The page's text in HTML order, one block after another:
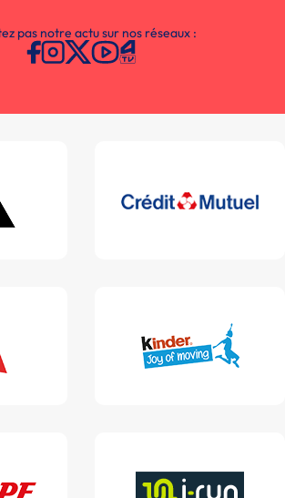
pas notre actu sur nos réseaux :